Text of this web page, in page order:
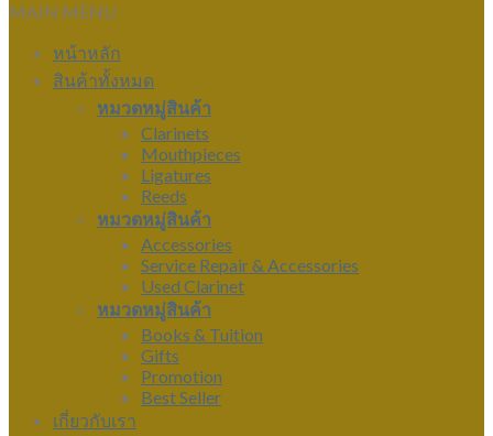
MAIN MENU
หน้าหลัก
สินค้าทั้งหมด
หมวดหมู่สินค้า
Clarinets
Mouthpieces
Ligatures
Reeds
หมวดหมู่สินค้า
Accessories
Service Repair & Accessories
Used Clarinet
หมวดหมู่สินค้า
Books & Tuition
Gifts
Promotion
Best Seller
เกี่ยวกับเรา